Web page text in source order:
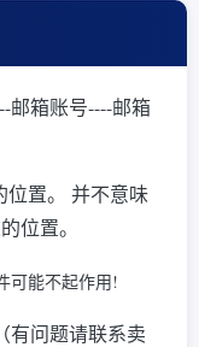
邮箱账号----邮箱
位置。 并不意味
位置。
可能不起作用!
有问题请联系卖